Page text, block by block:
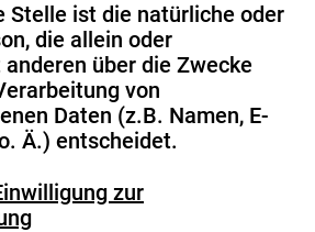
Stelle ist die natürliche oder
die allein oder
über die Zwecke
von
Daten (z.B. Namen, E-
Ä.) entscheidet.
zur